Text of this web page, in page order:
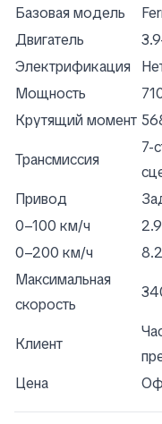
Базовая модель
Двигатель
Электрификация
Мощность
Крутящий момент
Трансмиссия
7-
Привод
0–100 км/ч
0–200 км/ч
Максимальная
скорость
Клиент
Цена